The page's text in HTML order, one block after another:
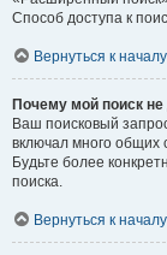
Способ доступа к
Вернуться к началу
Почему мой поиск не
Ваш поисковый
включал много общих
Будьте более
поиска.
Вернуться к началу